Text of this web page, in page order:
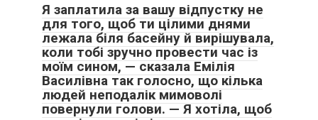
Я заплатила за вашу відпустку не
для того, щоб ти цілими днями
лежала біля басейну й вирішувала,
коли тобі зручно провести час із
моїм сином, — сказала Емілія
Василівна так голосно, що кілька
людей неподалік мимоволі
повернули голови. — Я хотіла, щоб